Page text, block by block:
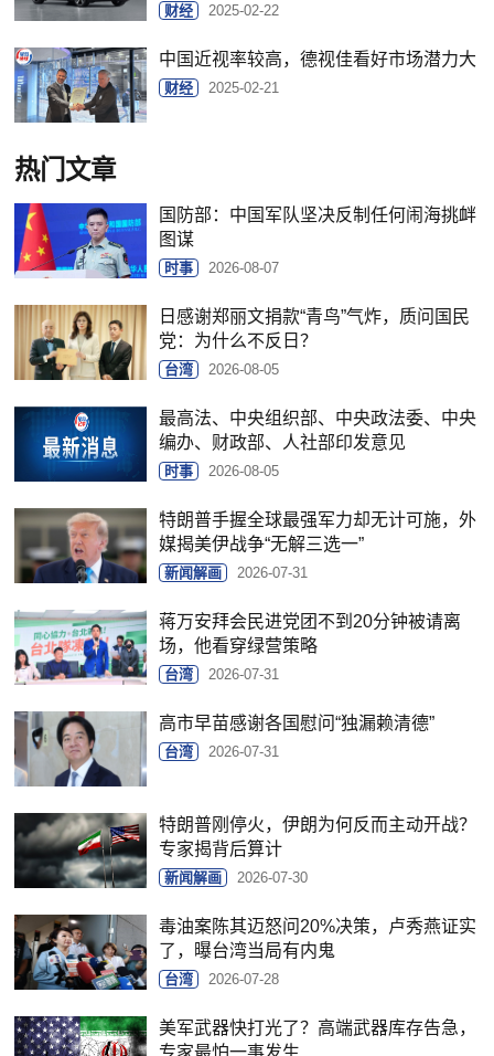
财经 2025-02-22
中国近视率较高，德视佳看好市场潜力大
财经 2025-02-21
热门文章
国防部：中国军队坚决反制任何闹海挑衅
图谋
时事 2026-08-07
日感谢郑丽文捐款“青鸟”气炸，质问国民
党：为什么不反日？
台湾 2026-08-05
最高法、中央组织部、中央政法委、中央
编办、财政部、人社部印发意见
时事 2026-08-05
特朗普手握全球最强军力却无计可施，外
媒揭美伊战争“无解三选一”
新闻解画 2026-07-31
蒋万安拜会民进党团不到20分钟被请离
场，他看穿绿营策略
台湾 2026-07-31
高市早苗感谢各国慰问“独漏赖清德”
台湾 2026-07-31
特朗普刚停火，伊朗为何反而主动开战？
专家揭背后算计
新闻解画 2026-07-30
毒油案陈其迈怒问20%决策，卢秀燕证实
了，曝台湾当局有内鬼
台湾 2026-07-28
美军武器快打光了？高端武器库存告急，
专家最怕一事发生